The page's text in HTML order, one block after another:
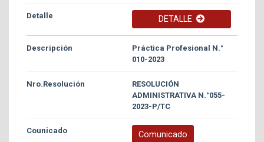
DETALLE
Práctica Profesional N.°
010-2023
RESOLUCIÓN
ADMINISTRATIVA N.°055-
2023-P/TC
Comunicado